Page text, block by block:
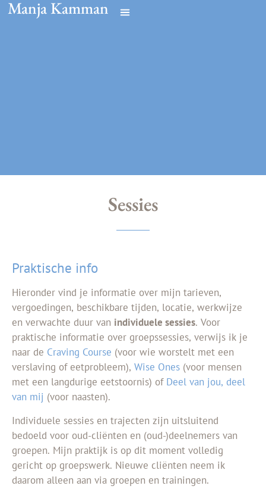
Manja Kamman
Sessies
Praktische info
Hieronder vind je informatie over mijn tarieven,
vergoedingen, beschikbare tijden, locatie, werkwijze
en verwachte duur van individuele sessies. Voor
praktische informatie over groepssessies, verwijs ik je
naar de Craving Course (voor wie worstelt met een
verslaving of eetprobleem), Wise Ones (voor mensen
met een langdurige eetstoornis) of Deel van jou, deel
van mij (voor naasten).
Individuele sessies en trajecten zijn uitsluitend
bedoeld voor oud-cliënten en (oud-)deelnemers van
groepen. Mijn praktijk is op dit moment volledig
gericht op groepswerk. Nieuwe cliënten neem ik
daarom alleen aan via groepen en trainingen.